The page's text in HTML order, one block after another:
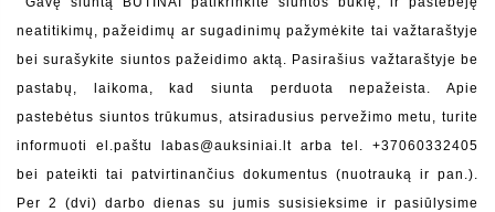
neatitikimų, pažeidimų ar sugadinimų pažymėkite tai važtaraštyje
bei surašykite siuntos pažeidimo aktą. Pasirašius važtaraštyje be
pastabų, laikoma, kad siunta perduota nepažeista. Apie
pastebėtus siuntos trūkumus, atsiradusius pervežimo metu, turite
informuoti el.paštu labas@auksiniai.lt arba tel. +37060332405
bei pateikti tai patvirtinančius dokumentus (nuotrauką ir pan.).
Per 2 (dvi) darbo dienas su jumis susisieksime ir pasiūlysime